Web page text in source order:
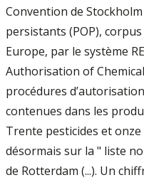
Convention de
persistants (POP),
Europe, par le système
Authorisation of
procédures
contenues dans les
Trente pesticides et
désormais sur la " liste
de Rotterdam (...). Un